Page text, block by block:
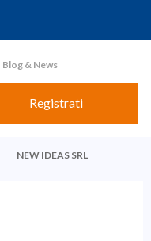
Blog & News
Registrati
NEW IDEAS SRL